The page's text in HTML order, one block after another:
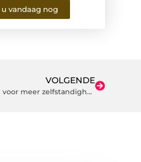
vandaag nog
VOLGENDE
Vial Ergotherapie in Almere: Persoonlijke begeleiding voor meer zelfstandigheid